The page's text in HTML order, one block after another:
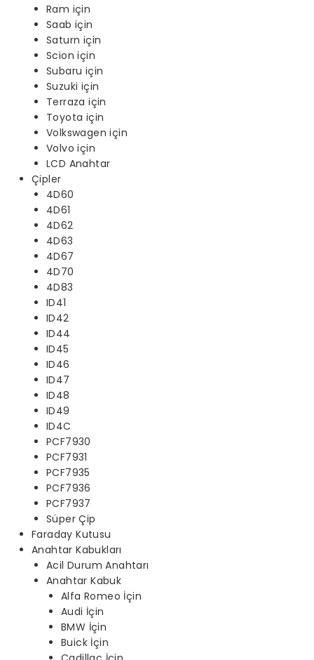
Ram için
Saab için
Saturn için
Scion için
Subaru için
Suzuki için
Terraza için
Toyota için
Volkswagen için
Volvo için
LCD Anahtar
Çipler
4D60
4D61
4D62
4D63
4D67
4D70
4D83
ID41
ID42
ID44
ID45
ID46
ID47
ID48
ID49
ID4C
PCF7930
PCF7931
PCF7935
PCF7936
PCF7937
Süper Çip
Faraday Kutusu
Anahtar Kabukları
Acil Durum Anahtarı
Anahtar Kabuk
Alfa Romeo İçin
Audi İçin
BMW İçin
Buick İçin